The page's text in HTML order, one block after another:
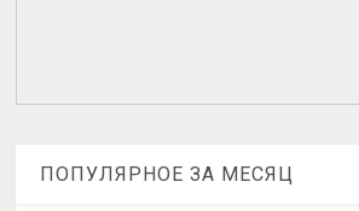
ПОПУЛЯРНОЕ ЗА МЕСЯЦ